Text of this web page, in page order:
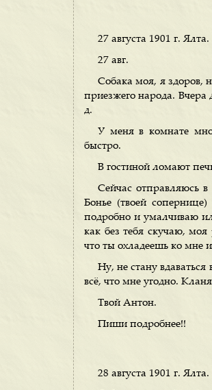
27 августа 1901 г. Ялта.
27 авг.
Собака моя, я здоров,
приезжего народа. Вчера
д.
У меня в комнате
быстро.
В гостиной ломают
Сейчас отправляюсь
Бонье (твоей
подробно и умалчиваю
как без тебя скучаю,
что ты охладеешь ко мне
Ну, не стану
всё, что мне угодно.
Твой Антон.
Пиши подробнее!!
28 августа 1901 г. Ялта.